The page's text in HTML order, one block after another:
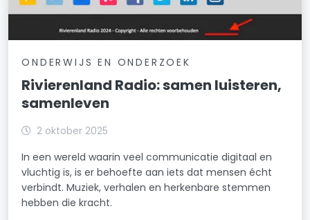
ONDERWIJS EN ONDERZOEK
Rivierenland Radio: samen luisteren,
samenleven
2 oktober 2025
In een wereld waarin veel communicatie digitaal en
vluchtig is, is er behoefte aan iets dat mensen écht
verbindt. Muziek, verhalen en herkenbare stemmen
hebben die kracht.